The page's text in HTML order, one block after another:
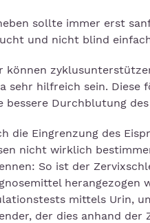
sollte immer erst
und nicht blind
können
sehr hilfreich sein. Diese
bessere Durchblutung
die Eingrenzung des
nicht wirklich
So ist der
herangezogen
mittels Urin,
der dies anhand